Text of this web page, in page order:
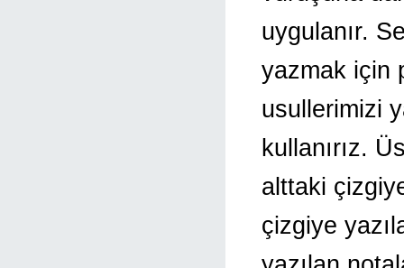
uygulanır.
yazmak için
usullerimizi
kullanırız.
alttaki
çizgiye